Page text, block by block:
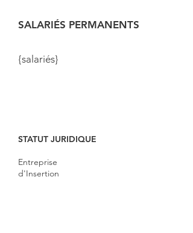
SALARIÉS PERMANENTS
{salariés}
STATUT JURIDIQUE
Entreprise
d'Insertion